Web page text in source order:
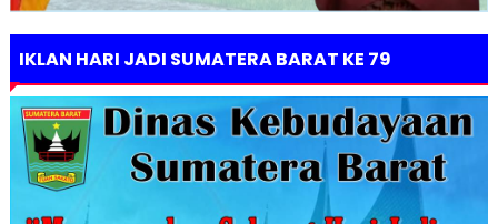
IKLAN HARI JADI SUMATERA BARAT KE 79